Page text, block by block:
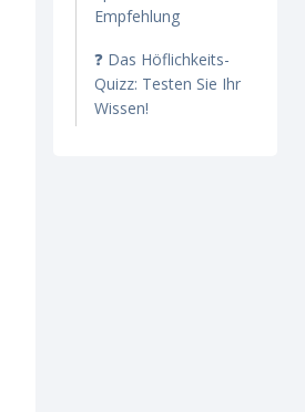
Empfehlung
❓ Das Höflichkeits-
Quizz: Testen Sie Ihr
Wissen!